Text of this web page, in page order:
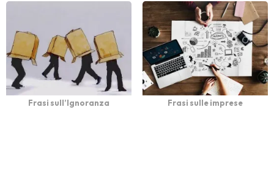
Frasi sull’Ignoranza Frasi sulle imprese